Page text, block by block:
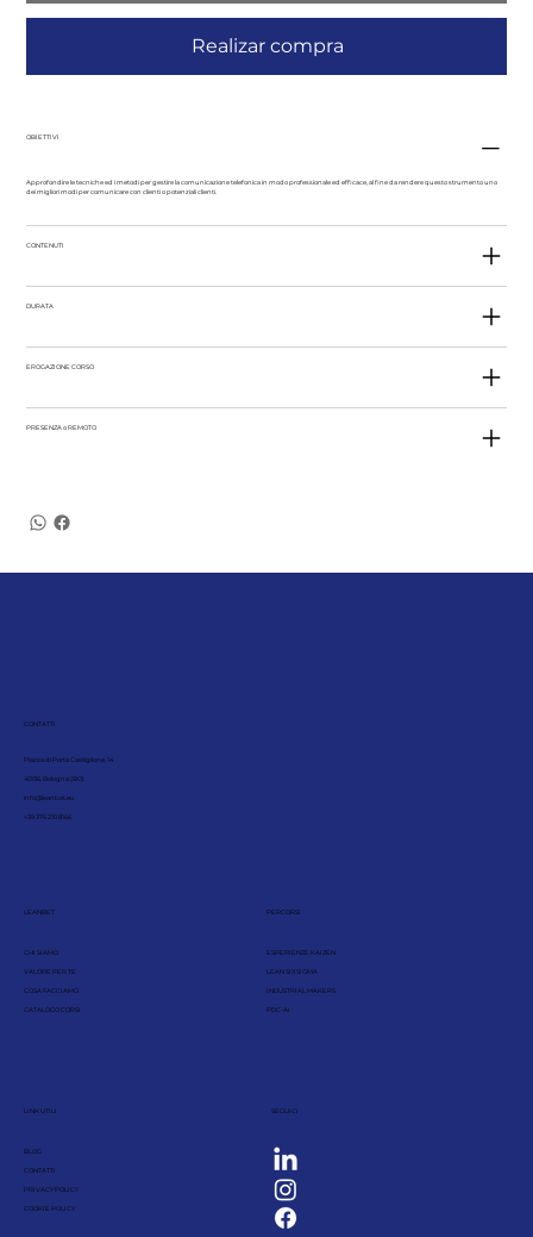
Realizar compra
OBIETTIVI
Approfondire le tecniche ed i metodi per gestire la comunicazione telefonica in modo professionale ed efficace, al fine da rendere questo strumento uno
dei migliori modi per comunicare con clienti o potenziali clienti.
CONTENUTI
DURATA
EROGAZIONE CORSO
PRESENZA o REMOTO
CONTATTI
Piazza di Porta Castiglione, 14
40136, Bologna (BO)
info@leanbet.eu
+39 376 210 8166
LEANBET
CHI SIAMO
VALORE PER TE
COSA FACCIAMO
CATALOGO CORSI
PERCORSI
ESPERIENZE KAIZEN
LEAN SIX SIGMA
INDUSTRIAL MAKERS
PDC-AI
LINK UTILI
BLOG
CONTATTI
PRIVACY POLICY
COOKIE POLICY
SEGUICI